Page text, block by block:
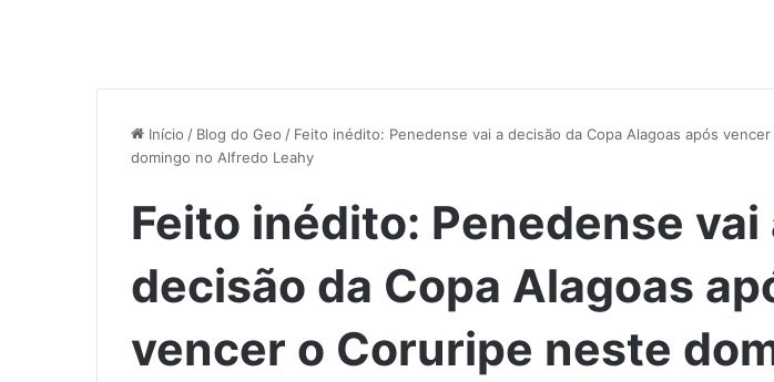
Início / Blog do Geo / Feito inédito: Penedense vai a decisão da Copa Alagoas após
domingo no Alfredo Leahy
Feito inédito: Penedense vai
decisão da Copa Alagoas
vencer o Coruripe neste